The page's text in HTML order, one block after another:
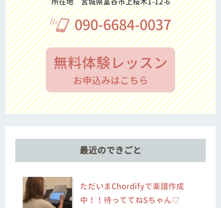
090-6684-0037
無料体験レッスン
お申込みはこちら
最近のできごと
ただいまChordifyで楽譜作成
中！！待っててねSちゃん♡